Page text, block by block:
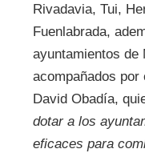
Rivadavia, Tui,
Fuenlabrada,
ayuntamientos de
acompañados por
David Obadía,
dotar a los
eficaces para